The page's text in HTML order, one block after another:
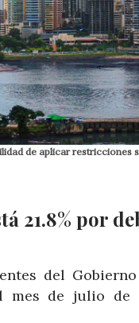
de aplicar
21.8% por
del
mes de julio de